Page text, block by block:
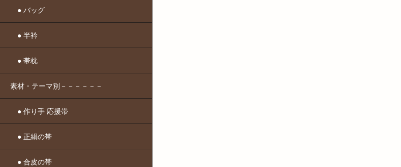
● バッグ
● 半衿
● 帯枕
素材・テーマ別－－－－－－
● 作り手 応援帯
● 正絹の帯
● 合皮の帯